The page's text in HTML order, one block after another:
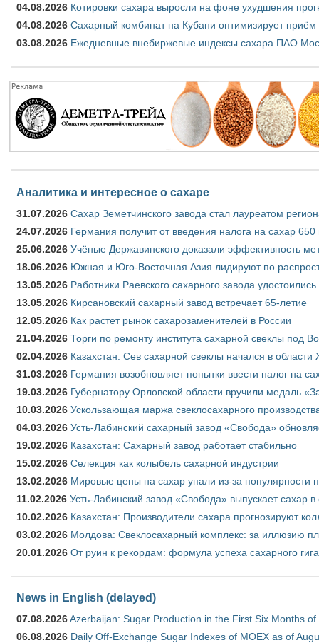
04.08.2026 Котировки сахара выросли на фоне ухудшения
04.08.2026 Сахарный комбинат на Кубани оптимизирует приём
03.08.2026 Ежедневные внебиржевые индексы сахара ПАО
Аналитика и интересное о сахаре
31.07.2026 Сахар Земетчинского завода стал лауреатом
24.07.2026 Германия получит от введения налога на сахар
25.06.2026 Учёные Державинского доказали эффективность
18.06.2026 Южная и Юго-Восточная Азия лидируют по
13.05.2026 Работники Раевского сахарного завода удостоились
13.05.2026 Кирсановский сахарный завод встречает 65-летие
12.05.2026 Как растет рынок сахарозаменителей в России
21.04.2026 Торги по ремонту института сахарной свеклы под
02.04.2026 Казахстан: Сев сахарной свеклы начался в области
31.03.2026 Германия возобновляет попытки ввести налог на
19.03.2026 Губернатору Орловской области вручили медаль
10.03.2026 Ускользающая маржа свеклосахарного
04.03.2026 Усть-Лабинский сахарный завод «Свобода»
19.02.2026 Казахстан: Сахарный завод работает стабильно
15.02.2026 Селекция как колыбель сахарной индустрии
13.02.2026 Мировые цены на сахар упали из-за популярности
11.02.2026 Усть-Лабинский завод «Свобода» выпускает сахар в
10.02.2026 Казахстан: Производители сахара прогнозируют
03.02.2026 Молдова: Свеклосахарный комплекс: за иллюзию
20.01.2026 От руин к рекордам: формула успеха сахарного
News in English (delayed)
07.08.2026Azerbaijan: Sugar Production in the First Six Months of
06.08.2026 Daily Off-Exchange Sugar Indexes of MOEX as of